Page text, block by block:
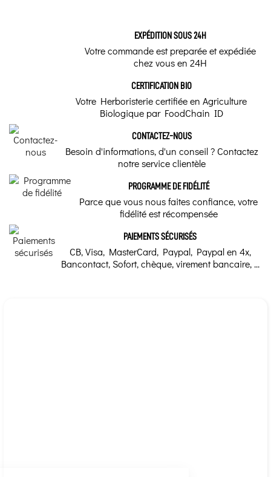
EXPÉDITION SOUS 24H
Votre commande est preparée et expédiée
chez vous en 24H
CERTIFICATION BIO
Votre Herboristerie certifiée en Agriculture
Biologique par FoodChain ID
CONTACTEZ-NOUS
Besoin d'informations, d'un conseil ? Contactez
notre service clientèle
PROGRAMME DE FIDÉLITÉ
Parce que vous nous faites confiance, votre
fidélité est récompensée
PAIEMENTS SÉCURISÉS
CB, Visa, MasterCard, Paypal, Paypal en 4x,
Bancontact, Sofort, chèque, virement bancaire, ...